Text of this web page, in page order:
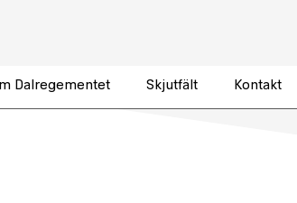
Dalregementet Skjutfält Kontakt